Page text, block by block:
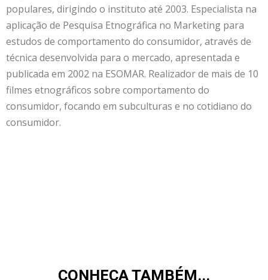
populares, dirigindo o instituto até 2003. Especialista na
aplicação de Pesquisa Etnográfica no Marketing para
estudos de comportamento do consumidor, através de
técnica desenvolvida para o mercado, apresentada e
publicada em 2002 na ESOMAR. Realizador de mais de 10
filmes etnográficos sobre comportamento do
consumidor, focando em subculturas e no cotidiano do
consumidor.
CONHEÇA TAMBÉM...